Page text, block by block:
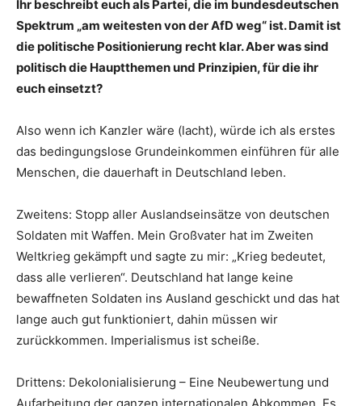
Ihr beschreibt euch als Partei, die im bundesdeutschen
Spektrum „am weitesten von der AfD weg“ ist. Damit ist
die politische Positionierung recht klar. Aber was sind
politisch die Hauptthemen und Prinzipien, für die ihr
euch einsetzt?
Also wenn ich Kanzler wäre (lacht), würde ich als erstes
das bedingungslose Grundeinkommen einführen für alle
Menschen, die dauerhaft in Deutschland leben.
Zweitens: Stopp aller Auslandseinsätze von deutschen
Soldaten mit Waffen. Mein Großvater hat im Zweiten
Weltkrieg gekämpft und sagte zu mir: „Krieg bedeutet,
dass alle verlieren“. Deutschland hat lange keine
bewaffneten Soldaten ins Ausland geschickt und das hat
lange auch gut funktioniert, dahin müssen wir
zurückkommen. Imperialismus ist scheiße.
Drittens: Dekolonialisierung – Eine Neubewertung und